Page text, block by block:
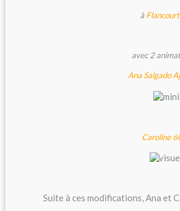
à
avec 2
Ana Salgado
Caroline
Suite à ces modifications, Ana et